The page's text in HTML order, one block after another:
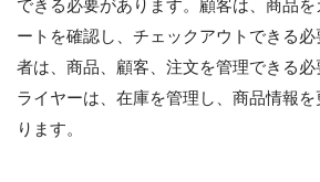
できる必要があります。顧客は、商品
ートを確認し、チェックアウトできる
者は、商品、顧客、注文を管理できる
ライヤーは、在庫を管理し、商品情報
ります。